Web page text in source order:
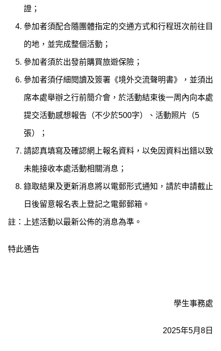
證；
參加者須配合隨團體指定的交通方式和行程班次前往目
的地，並完成整個活動；
參加者須於出發前購買旅遊保險；
參加者須仔細閱讀及簽署《境外交流聲明書》，並須出
席本處舉辦之行前簡介會，於活動結束後一周內向本處
提交活動感想報告（不少於500字）、活動照片（5
張）；
請認真填寫及確認網上報名資料，以免因資料出錯以致
未能接收本處活動相關消息；
錄取結果及更新消息將以電郵形式通知，請於申請截止
日後留意報名表上登記之電郵郵箱。
註：上述活動以最新公佈的消息為準。
特此通告
學生事務處
2025年5月8日